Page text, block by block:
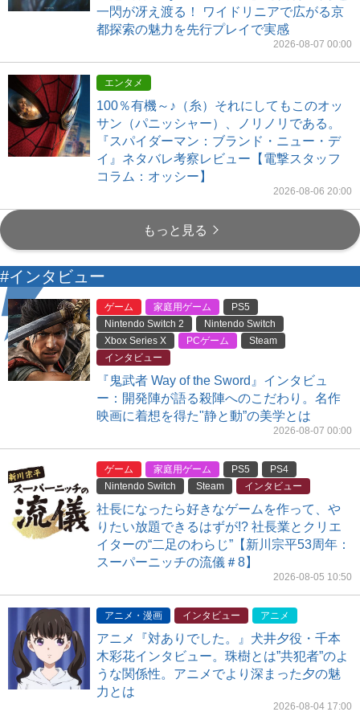
一閃が冴え渡る！ ワイドリニアで広がる京
都探索の魅力を先行プレイで実感
2026-08-07 00:00
エンタメ
100％有機～♪（糸）それにしてもこのオッ
サン（パニッシャー）、ノリノリである。
『スパイダーマン：ブランド・ニュー・デ
イ』ネタバレ考察レビュー【電撃スタッフ
コラム：オッシー】
2026-08-06 20:00
もっと見る
#インタビュー
ゲーム 家庭用ゲーム
PS5
Nintendo Switch 2
Nintendo Switch
Xbox Series X
PCゲーム
Steam
インタビュー
『鬼武者 Way of the Sword』インタビュ
ー：開発陣が語る殺陣へのこだわり。名作
映画に着想を得た"静と動”の美学とは
2026-08-07 00:00
ゲーム 家庭用ゲーム PS5
PS4
Nintendo Switch
Steam インタビュー
社長になったら好きなゲームを作って、や
りたい放題できるはずが!? 社長業とクリエ
イターの“二足のわらじ”【新川宗平53周年：
スーパーニッチの流儀＃8】
2026-08-05 10:50
アニメ・漫画 インタビュー アニメ
アニメ『対ありでした。』犬井夕役・千本
木彩花インタビュー。珠樹とは”共犯者”のよ
うな関係性。アニメでより深まった夕の魅
力とは
2026-08-04 17:00